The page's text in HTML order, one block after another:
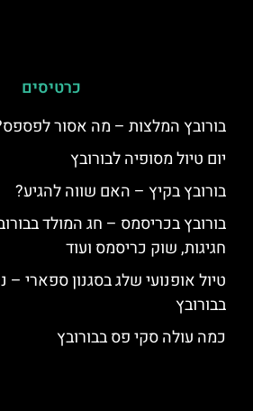
כרטיסים
בורובץ המלצות – מה אסור
יום טיול מסופיה לבורובץ
בורובץ בקיץ – האם שווה להגיע?
בורובץ בכריסמס – חג המולד
חגיגות, שוק כריסמס ועוד
טיול אופנועי שלג בסגנון ספארי
בבורובץ
כמה עולה סקי פס בבורובץ